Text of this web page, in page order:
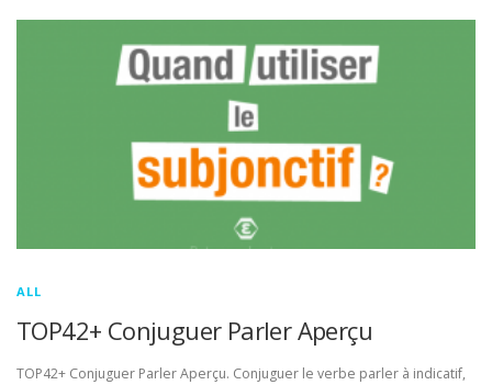
ALL
TOP42+ Conjuguer Parler Aperçu
TOP42+ Conjuguer Parler Aperçu. Conjuguer le verbe parler à indicatif,